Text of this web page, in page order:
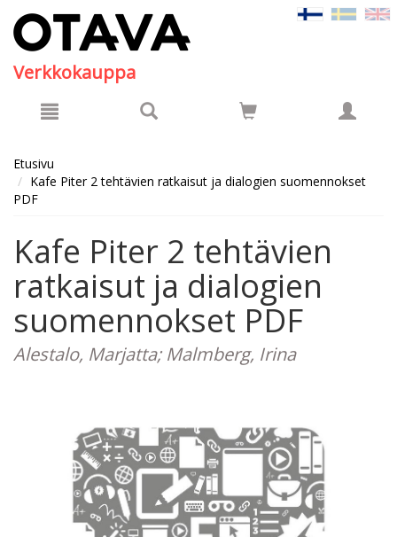
Verkkokauppa
Etusivu
Kafe Piter 2 tehtävien ratkaisut ja dialogien suomennokset
PDF
Kafe Piter 2 tehtävien
ratkaisut ja dialogien
suomennokset PDF
Alestalo, Marjatta; Malmberg, Irina